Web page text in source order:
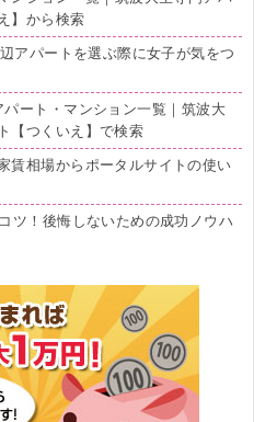
】から検索
アパートを選ぶ際に女子が気をつ
ート・マンション一覧｜筑波大
【つくいえ】で検索
賃相場からポータルサイトの使い
ツ！後悔しないための成功ノウハ